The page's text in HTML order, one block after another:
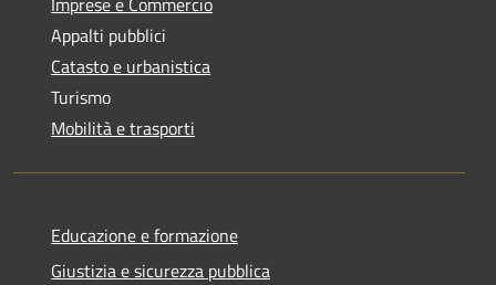
Appalti pubblici
Catasto e urbanistica
Turismo
Mobilità e trasporti
Educazione e formazione
Giustizia e sicurezza pubblica